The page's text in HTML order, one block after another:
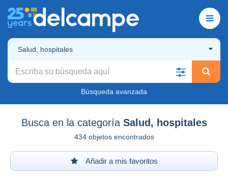
Salud, hospitales
Búsqueda avanzada
Busca en la categoría Salud, hospitales
434 objetos encontrados
Añadir a mis favoritos